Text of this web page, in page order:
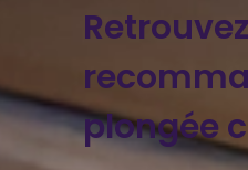
plongée